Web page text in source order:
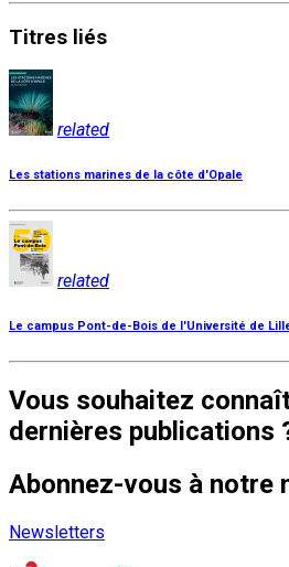
Titres liés
related
Les stations marines de la côte d'Opale
related
Le campus Pont-de-Bois de l'Université de
Vous souhaitez
dernières publications
Abonnez-vous à notre
Newsletters